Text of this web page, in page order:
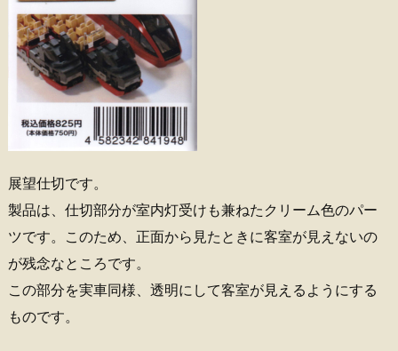
展望仕切です。
製品は、仕切部分が室内灯受けも兼ねたクリーム色のパー
ツです。このため、正面から見たときに客室が見えないの
が残念なところです。
この部分を実車同様、透明にして客室が見えるようにする
ものです。